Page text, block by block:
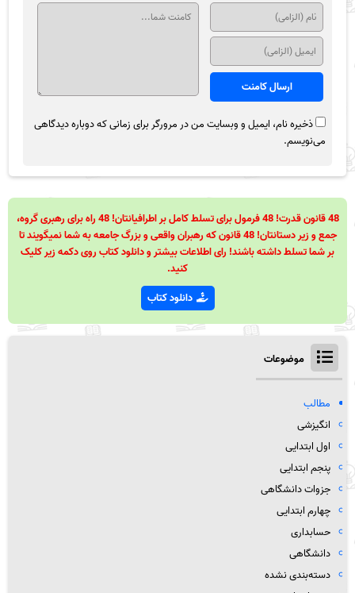
ذخیره نام، ایمیل و وبسایت من در مرورگر برای زمانی که دوباره دیدگاهی
می‌نویسم.
48 قانون قدرت! 48 فرمول برای تسلط کامل بر اطرافیانتان! 48 راه برای رهبری گروه،
جمع و زیر دستانتان! 48 قانون که رهبران واقعی و بزرگ جامعه به شما نمیگویند تا
بر شما تسلط داشته باشند! رای اطلاعات بیشتر و دانلود کتاب روی دکمه زیر کلیک
کنید.
دانلود کتاب
موضوعات
مطالب
انگیزشی
اول ابتدایی
پنجم ابتدایی
جزوات دانشگاهی
چهارم ابتدایی
حسابداری
دانشگاهی
دسته‌بندی نشده